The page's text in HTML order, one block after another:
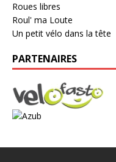
Roues libres
Roul' ma Loute
Un petit vélo dans la tête
PARTENAIRES